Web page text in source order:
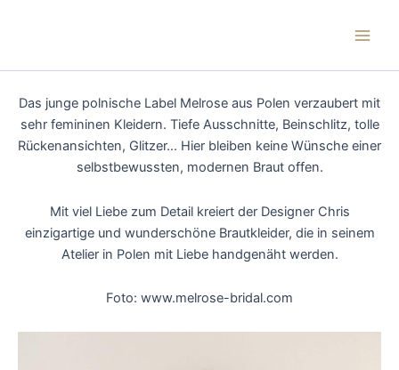
Das junge polnische Label Melrose aus Polen verzaubert mit
sehr femininen Kleidern. Tiefe Ausschnitte, Beinschlitz, tolle
Rückenansichten, Glitzer… Hier bleiben keine Wünsche einer
selbstbewussten, modernen Braut offen.
Mit viel Liebe zum Detail kreiert der Designer Chris
einzigartige und wunderschöne Brautkleider, die in seinem
Atelier in Polen mit Liebe handgenäht werden.
Foto: www.melrose-bridal.com